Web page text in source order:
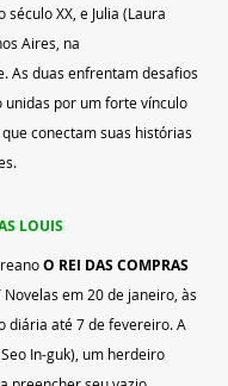
século XX, e Julia (Laura
Aires, na
As duas enfrentam desafios
unidas por um forte vínculo
conectam suas histórias
LOUIS
O REI DAS COMPRAS
Novelas em 20 de janeiro, às
diária até 7 de fevereiro. A
In-guk), um herdeiro